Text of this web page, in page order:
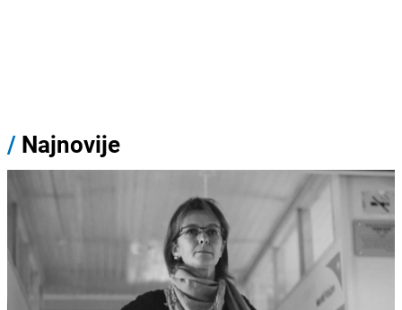
/ Najnovije